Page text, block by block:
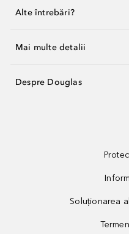
Alte întrebări?
Mai multe detalii
Despre Douglas
Soluționarea